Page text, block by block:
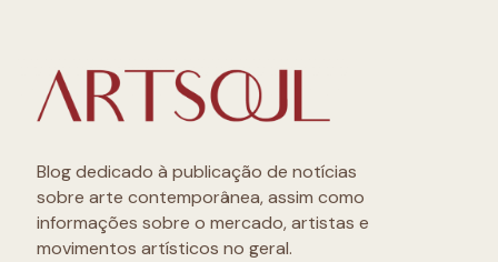
Blog dedicado à publicação de notícias
sobre arte contemporânea, assim como
informações sobre o mercado, artistas e
movimentos artísticos no geral.